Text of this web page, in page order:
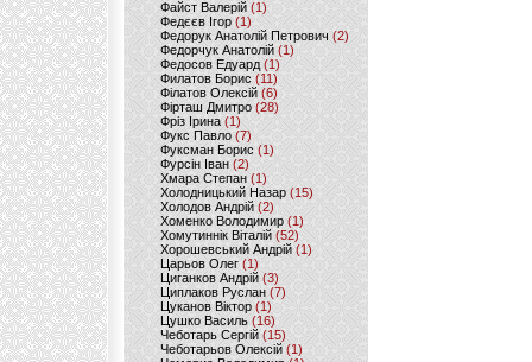
Файст Валерій(1)
Федєєв Ігор (1)
Федорук Анатолій Петрович (2)
Федорчук Анатолій (1)
Федосов Едуард (1)
Филатов Борис (11)
Філатов Олексій (6)
Фірташ Дмитро (28)
Фріз Ірина (1)
Фукс Павло (7)
Фуксман Борис (1)
Фурсін Іван (2)
Хмара Степан(1)
Холодницький Назар(15)
Холодов Андрій (2)
Хоменко Володимир (1)
Хомутиннік Віталій (52)
Хорошевський Андрій (1)
Царьов Олег (1)
Циганков Андрій (3)
Циплаков Руслан(7)
Цуканов Віктор (1)
Цушко Василь (16)
Чеботарь Сергій (15)
Чеботарьов Олексій (1)